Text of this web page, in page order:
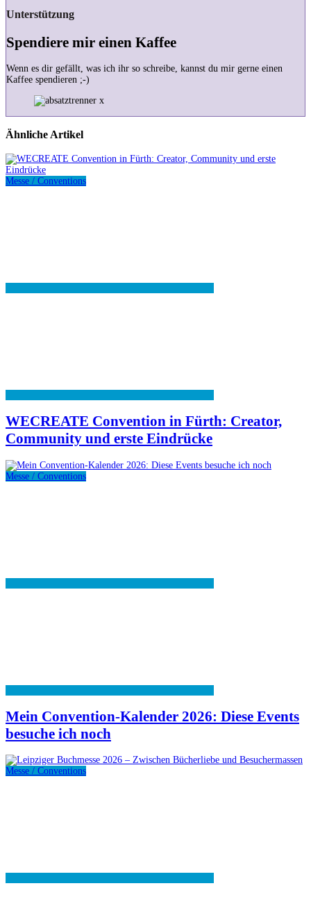
Unterstützung
Spendiere mir einen Kaffee
Wenn es dir gefällt, was ich ihr so schreibe, kannst du mir gerne einen
Kaffee spendieren ;-)
Ähnliche Artikel
Messe / Conventions
WECREATE Convention in Fürth: Creator,
Community und erste Eindrücke
Messe / Conventions
Mein Convention-Kalender 2026: Diese Events
besuche ich noch
Messe / Conventions